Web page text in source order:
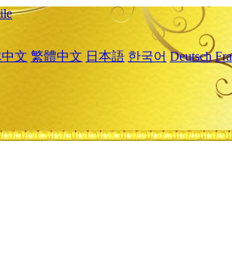
文 繁體中文 日本語 한국어 Deutsch